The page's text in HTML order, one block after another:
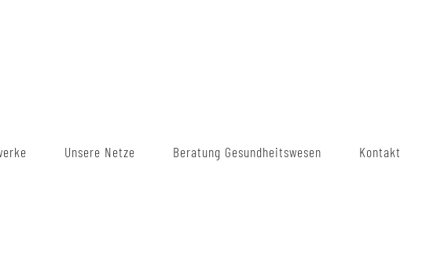
Unsere Netze Beratung Gesundheitswesen Kontakt